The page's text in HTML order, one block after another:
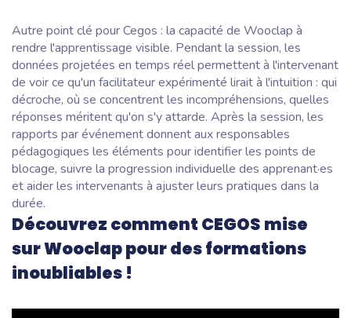
Autre point clé pour Cegos : la capacité de Wooclap à
rendre l'apprentissage visible. Pendant la session, les
données projetées en temps réel permettent à l'intervenant
de voir ce qu'un facilitateur expérimenté lirait à l'intuition : qui
décroche, où se concentrent les incompréhensions, quelles
réponses méritent qu'on s'y attarde. Après la session, les
rapports par événement donnent aux responsables
pédagogiques les éléments pour identifier les points de
blocage, suivre la progression individuelle des apprenant·es
et aider les intervenants à ajuster leurs pratiques dans la
durée.
Découvrez comment CEGOS mise
sur Wooclap pour des formations
inoubliables !